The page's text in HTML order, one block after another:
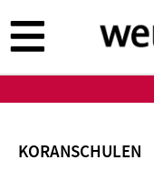
zum
Inhalt
KORANSCHULEN